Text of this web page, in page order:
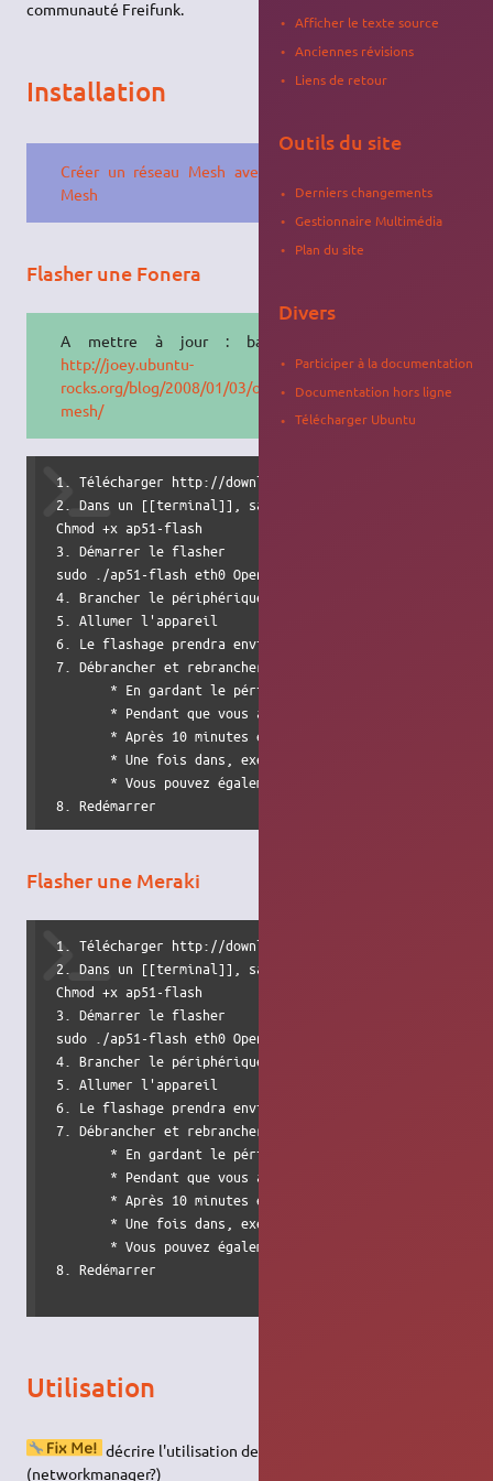
communauté Freifunk.
Installation
Créer un réseau Mesh avec Open-
Mesh
Flasher une Fonera
A mettre à jour : basé sur
http://joey.ubuntu-
rocks.org/blog/2008/01/03/open-
mesh/
1. Télécharger http://download.berlin.freifunk.net/sven-
2. Dans un [[terminal]], saisir la commande
Chmod +x ap51-flash
3. Démarrer le flasher
sudo ./ap51-flash eth0 OpenWRT-atheros-2.6-root.jffs2-64k
4. Brancher le périphérique à l'aide d'un câble
5. Allumer l'appareil
6. Le flashage prendra environ 10 minutes pour une
7. Débrancher et rebrancher (la prise par exemple) du
* En gardant le périphérique connecté, aller à
* Pendant que vous attendez FIXME pour que
* Après 10 minutes environ après avoir clignoté
* Une fois dans, exécutez / sbin / update (ce
* Vous pouvez également exécuter une mise à
8. Redémarrer
Flasher une Meraki
1. Télécharger http://download.berlin.freifunk.net/sven-
2. Dans un [[terminal]], saisir la commande
Chmod +x ap51-flash
3. Démarrer le flasher
sudo ./ap51-flash eth0 OpenWRT-atheros-2.6-root.jffs2-
4. Brancher le périphérique à l'aide d'un câble
5. Allumer l'appareil
6. Le flashage prendra environ 10 minutes pour une
7. Débrancher et rebrancher (la prise par exemple) du
* En gardant le périphérique connecté, aller à
* Pendant que vous attendez FIXME pour que
* Après 10 minutes environ après avoir clignoté
* Une fois dans, exécutez / sbin / update (ce
* Vous pouvez également exécuter une mise à
8. Redémarrer
Utilisation
décrire l'utilisation depuis Ubuntu.
(networkmanager?)
Afficher le texte source
Anciennes révisions
Liens de retour
Outils du site
Derniers changements
Gestionnaire Multimédia
Plan du site
Divers
Participer à la documentation
Documentation hors ligne
Télécharger Ubuntu